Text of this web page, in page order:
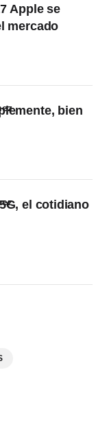
Apple se
mercado
bien
el cotidiano